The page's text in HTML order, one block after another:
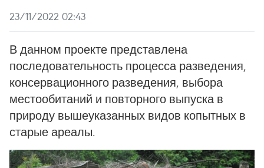
23/11/2022 02:43
В данном проекте представлена​​
последовательность процесса разведения,
консервационного разведения, выбора
местообитаний и повторного выпуска в
природу вышеуказанных видов копытных в
старые ареалы.